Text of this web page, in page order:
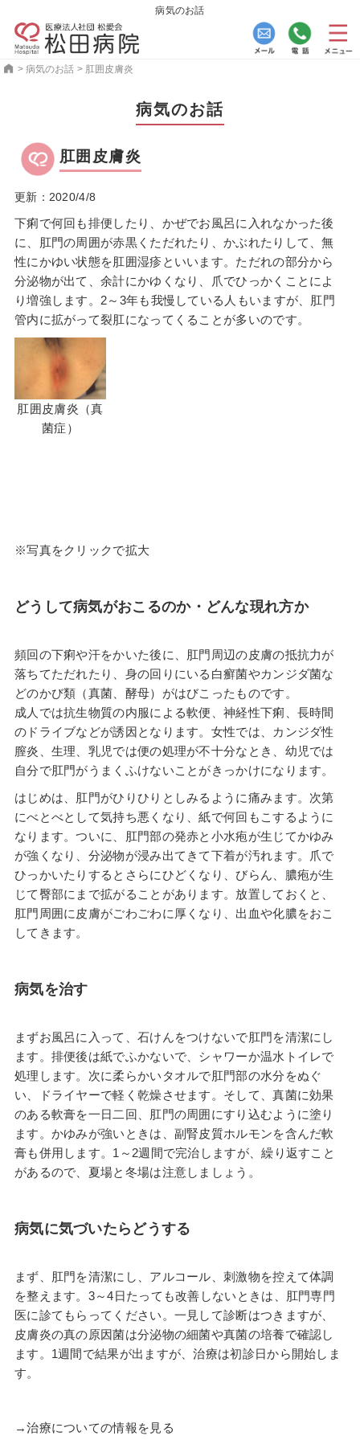
病気のお話
> 病気のお話 > 肛囲皮膚炎
病気のお話
肛囲皮膚炎
更新：2020/4/8
下痢で何回も排便したり、かぜでお風呂に入れなかった後
に、肛門の周囲が赤黒くただれたり、かぶれたりして、無
性にかゆい状態を肛囲湿疹といいます。ただれの部分から
分泌物が出て、余計にかゆくなり、爪でひっかくことによ
り増強します。2～3年も我慢している人もいますが、肛門
管内に拡がって裂肛になってくることが多いのです。
肛囲皮膚炎（真
菌症）
※写真をクリックで拡大
どうして病気がおこるのか・どんな現れ方か
頻回の下痢や汗をかいた後に、肛門周辺の皮膚の抵抗力が
落ちてただれたり、身の回りにいる白癬菌やカンジダ菌な
どのかび類（真菌、酵母）がはびこったものです。
成人では抗生物質の内服による軟便、神経性下痢、長時間
のドライブなどが誘因となります。女性では、カンジダ性
膣炎、生理、乳児では便の処理が不十分なとき、幼児では
自分で肛門がうまくふけないことがきっかけになります。
はじめは、肛門がひりひりとしみるように痛みます。次第
にべとべとして気持ち悪くなり、紙で何回もこするように
なります。ついに、肛門部の発赤と小水疱が生じてかゆみ
が強くなり、分泌物が浸み出てきて下着が汚れます。爪で
ひっかいたりするとさらにひどくなり、びらん、膿疱が生
じて臀部にまで拡がることがあります。放置しておくと、
肛門周囲に皮膚がごわごわに厚くなり、出血や化膿をおこ
してきます。
病気を治す
まずお風呂に入って、石けんをつけないで肛門を清潔にし
ます。排便後は紙でふかないで、シャワーか温水トイレで
処理します。次に柔らかいタオルで肛門部の水分をぬぐ
い、ドライヤーで軽く乾燥させます。そして、真菌に効果
のある軟膏を一日二回、肛門の周囲にすり込むように塗り
ます。かゆみが強いときは、副腎皮質ホルモンを含んだ軟
膏も併用します。1～2週間で完治しますが、繰り返すこと
があるので、夏場と冬場は注意しましょう。
病気に気づいたらどうする
まず、肛門を清潔にし、アルコール、刺激物を控えて体調
を整えます。3～4日たっても改善しないときは、肛門専門
医に診てもらってください。一見して診断はつきますが、
皮膚炎の真の原因菌は分泌物の細菌や真菌の培養で確認し
ます。1週間で結果が出ますが、治療は初診日から開始しま
す。
→治療についての情報を見る